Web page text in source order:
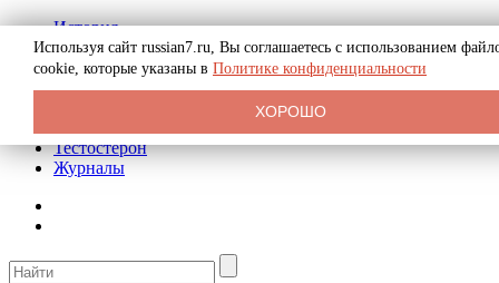
История
Биография
Криминал
Реклама на сайте
Тестостерон
Журналы
Используя сайт russian7.ru, Вы соглашаетесь с использованием
cookie, которые указаны в Политике конфиденциальности
ХОРОШО